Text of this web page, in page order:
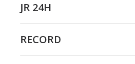
JR 24H
RECORD